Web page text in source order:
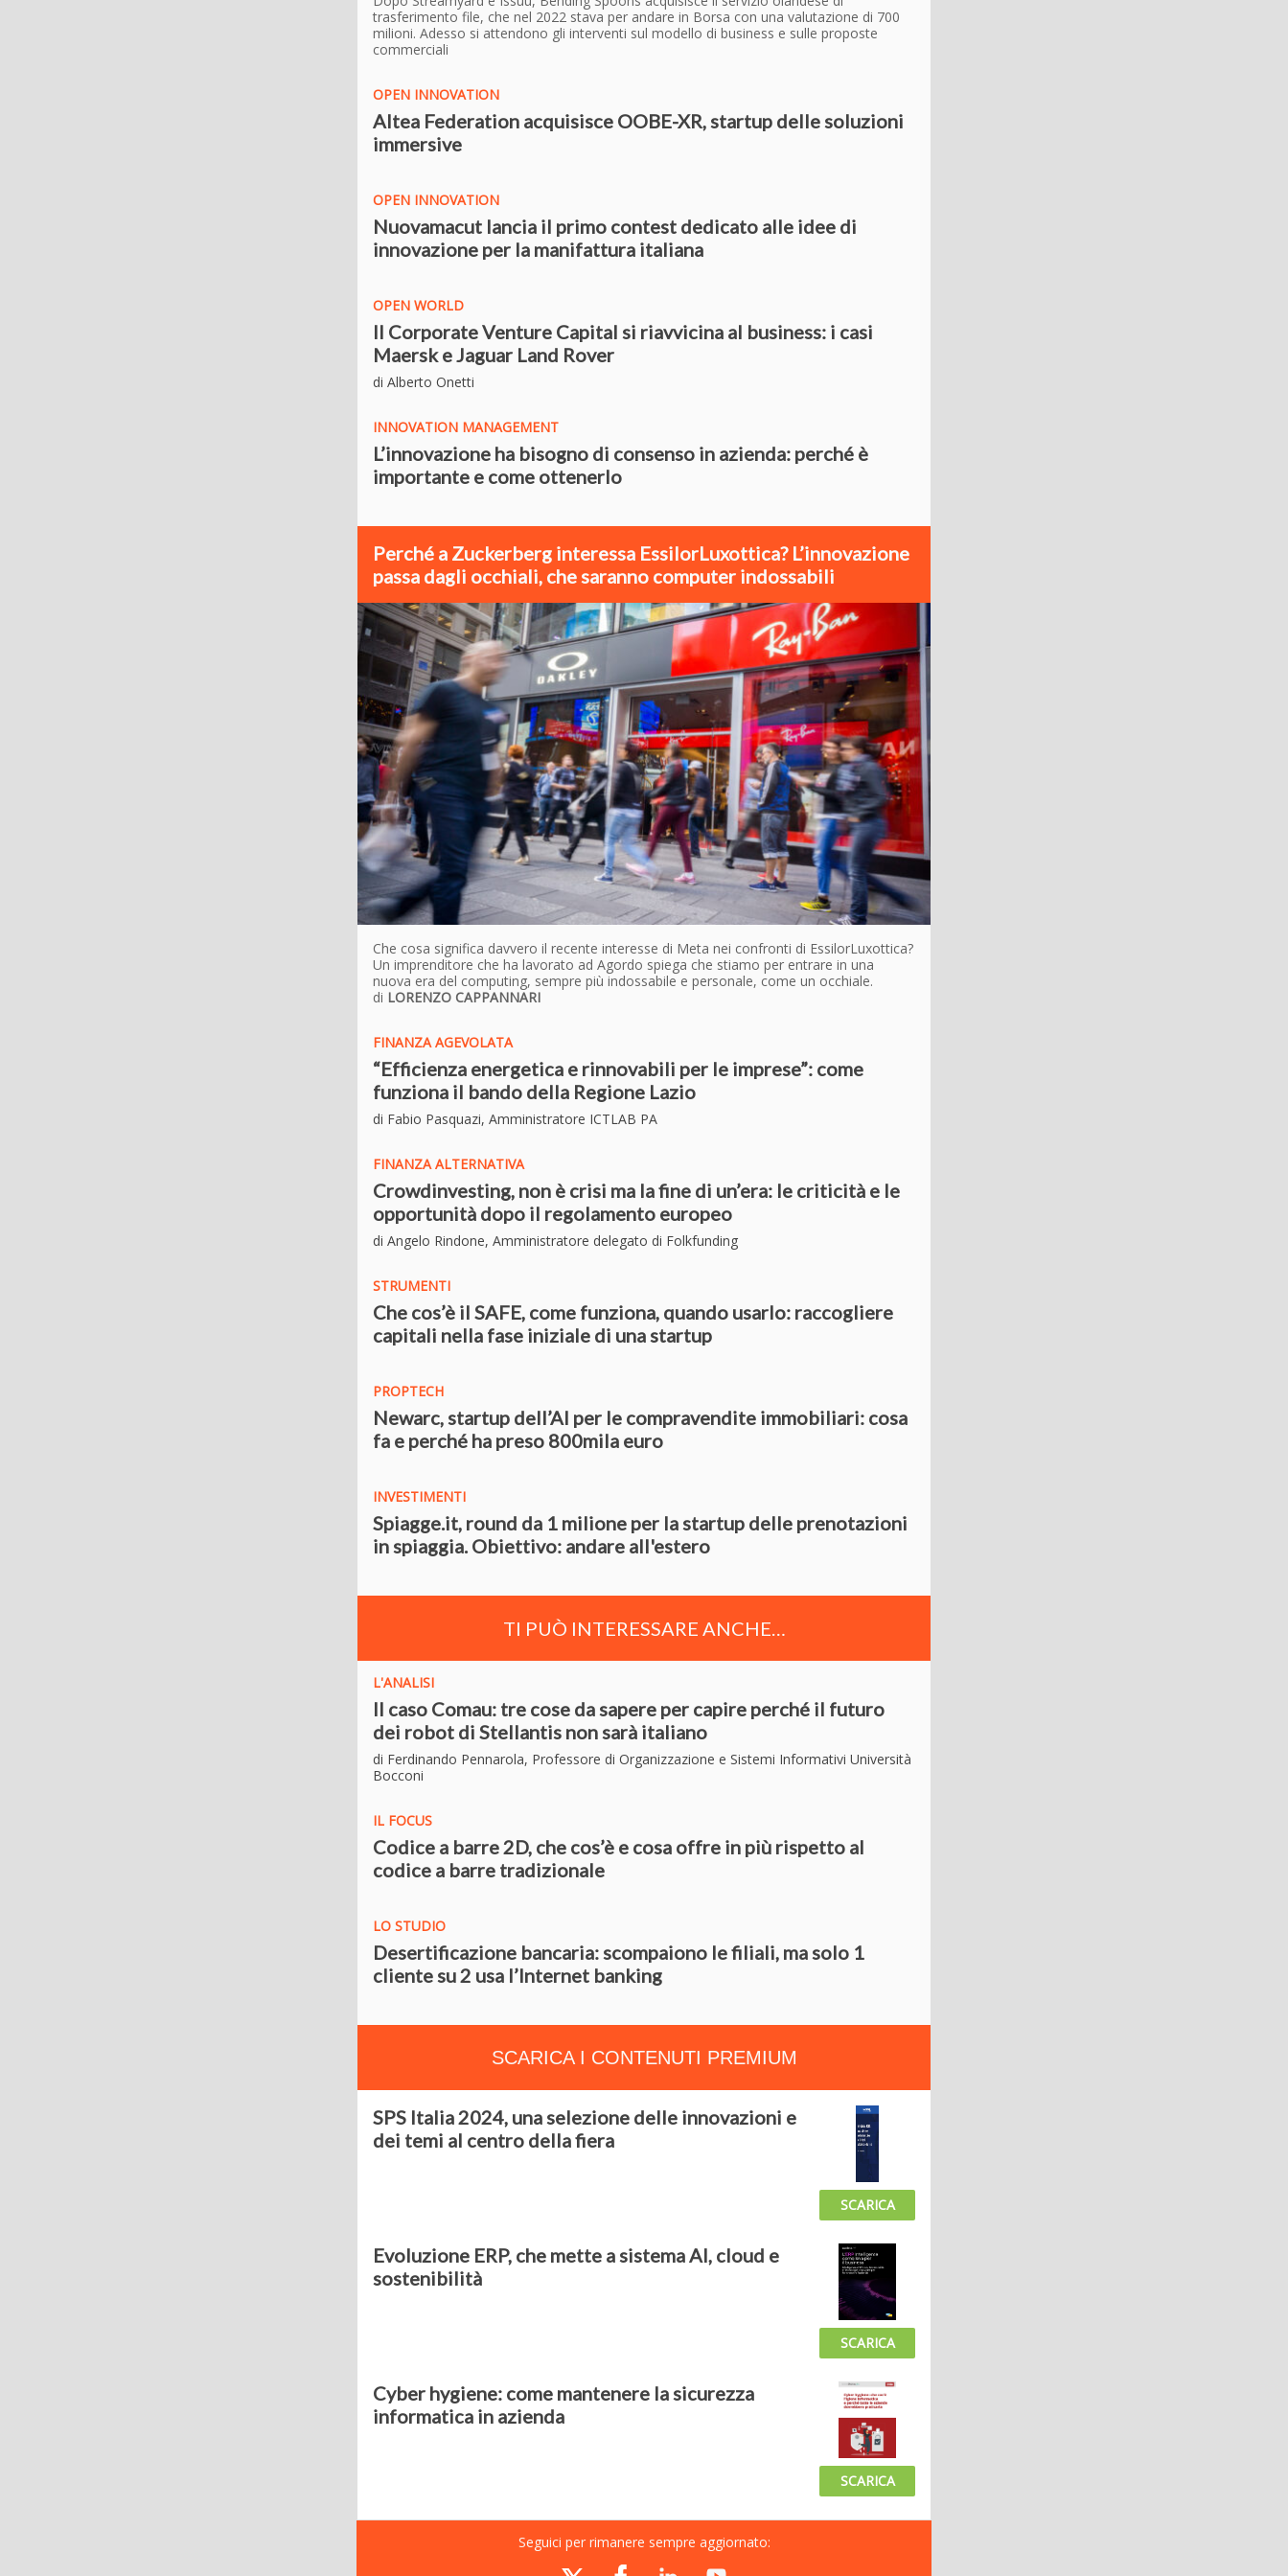
trasferimento file, che nel 2022 stava per andare in Borsa con una valutazione di 700
milioni. Adesso si attendono gli interventi sul modello di business e sulle proposte
commerciali
OPEN INNOVATION
Altea Federation acquisisce OOBE-XR, startup delle soluzioni
immersive
OPEN INNOVATION
Nuovamacut lancia il primo contest dedicato alle idee di
innovazione per la manifattura italiana
OPEN WORLD
Il Corporate Venture Capital si riavvicina al business: i casi
Maersk e Jaguar Land Rover
di Alberto Onetti
INNOVATION MANAGEMENT
L’innovazione ha bisogno di consenso in azienda: perché è
importante e come ottenerlo
Perché a Zuckerberg interessa EssilorLuxottica? L’innovazione
passa dagli occhiali, che saranno computer indossabili
Che cosa significa davvero il recente interesse di Meta nei confronti di EssilorLuxottica?
Un imprenditore che ha lavorato ad Agordo spiega che stiamo per entrare in una
nuova era del computing, sempre più indossabile e personale, come un occhiale.
di LORENZO CAPPANNARI
FINANZA AGEVOLATA
“Efficienza energetica e rinnovabili per le imprese”: come
funziona il bando della Regione Lazio
di Fabio Pasquazi, Amministratore ICTLAB PA
FINANZA ALTERNATIVA
Crowdinvesting, non è crisi ma la fine di un’era: le criticità e le
opportunità dopo il regolamento europeo
di Angelo Rindone, Amministratore delegato di Folkfunding
STRUMENTI
Che cos’è il SAFE, come funziona, quando usarlo: raccogliere
capitali nella fase iniziale di una startup
PROPTECH
Newarc, startup dell’AI per le compravendite immobiliari: cosa
fa e perché ha preso 800mila euro
INVESTIMENTI
Spiagge.it, round da 1 milione per la startup delle prenotazioni
in spiaggia. Obiettivo: andare all'estero
TI PUÒ INTERESSARE ANCHE…
L'ANALISI
Il caso Comau: tre cose da sapere per capire perché il futuro
dei robot di Stellantis non sarà italiano
di Ferdinando Pennarola, Professore di Organizzazione e Sistemi Informativi Università
Bocconi
IL FOCUS
Codice a barre 2D, che cos’è e cosa offre in più rispetto al
codice a barre tradizionale
LO STUDIO
Desertificazione bancaria: scompaiono le filiali, ma solo 1
cliente su 2 usa l’Internet banking
SCARICA I CONTENUTI PREMIUM
SPS Italia 2024, una selezione delle innovazioni e
dei temi al centro della fiera
SCARICA
Evoluzione ERP, che mette a sistema AI, cloud e
sostenibilità
SCARICA
Cyber hygiene: come mantenere la sicurezza
informatica in azienda
SCARICA
Seguici per rimanere sempre aggiornato: